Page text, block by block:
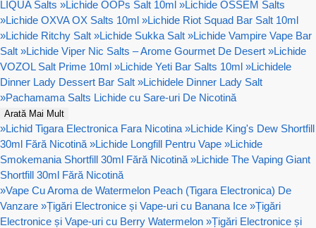
LIQUA Salts »Lichide OOPs Salt 10ml »Lichide OSSEM Salts
»Lichide OXVA OX Salts 10ml »Lichide Riot Squad Bar Salt 10ml
»Lichide Ritchy Salt »Lichide Sukka Salt »Lichide Vampire Vape Bar
Salt »Lichide Viper Nic Salts – Arome Gourmet De Desert »Lichide
VOZOL Salt Prime 10ml »Lichide Yeti Bar Salts 10ml »Lichidele
Dinner Lady Dessert Bar Salt »Lichidele Dinner Lady Salt
»Pachamama Salts Lichide cu Sare-uri De Nicotină
Arată Mai Mult
»Lichid Tigara Electronica Fara Nicotina »Lichide King's Dew Shortfill
30ml Fără Nicotină »Lichide Longfill Pentru Vape »Lichide
Smokemania Shortfill 30ml Fără Nicotină »Lichide The Vaping Giant
Shortfill 30ml Fără Nicotină
»Vape Cu Aroma de Watermelon Peach (Tigara Electronica) De
Vanzare »Țigări Electronice și Vape-uri cu Banana Ice »Țigări
Electronice și Vape-uri cu Berry Watermelon »Țigări Electronice și